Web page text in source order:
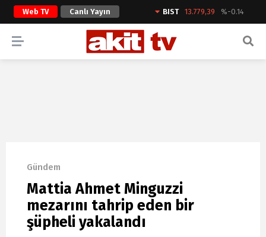
Web TV Canlı Yayın BIST 13.779,39 %-0.14
ARAMA YAP
Gündem
Mattia Ahmet Minguzzi
mezarını tahrip eden bir
şüpheli yakalandı